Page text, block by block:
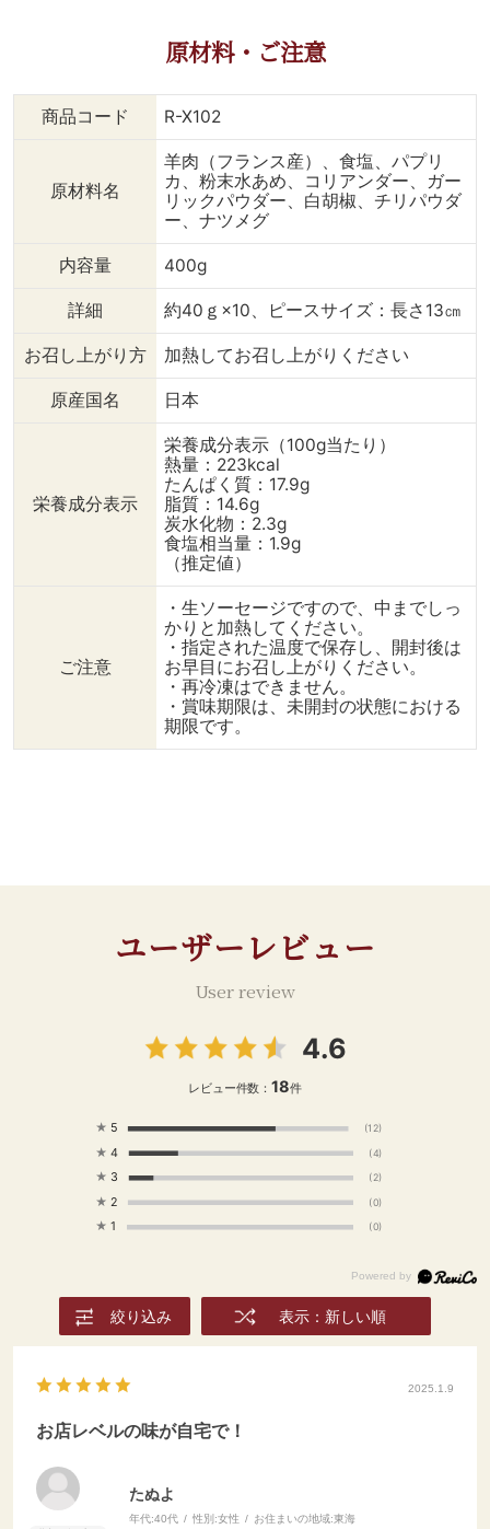
ーなソーセージに噛むとぷ
ちっと弾けるもちもち食感
ラダが爽やかにまとめてく
れます👍😋 《メルゲーズ
スト、グリークサラダ》
【材料】（2人分） ・メル
ゲーズムートン 4本 〈ひ
よこ豆（水煮）
オイル 大さじ1 ・パ
プリカ 小さじ
1 ・クミン
小さじ1 ・チリパウダ
ー お好みで ・
塩、胡椒 各小
さじ1 〈グリークサラダ〉
・赤玉ねぎ
り 2本 ・ピー
マン 2個 ・ミ
ニトマト 10個
・フェタチーズ
実 6粒 ・オリーブ
オイル 大さじ1 ・レ
モン汁 大さじ
1 ・ドライオレガノ
塩 小さ
る。 ②ひよこ豆をオーブ
ンに入れ5分加熱後、メル
き混ぜながら。メルゲーズ
体に焼き色がついて中心部
ぎは薄くスライス、ピーマ
ンは種を取って半分に切り
2～3ｍｍ幅にスライス、き
ゅうりは縦半分に切り1㎝
幅に、ミニトマトは半分に
風サラダの完成。 ⑥ひよ
こ豆、メルゲーズムート
うぞ。 #輸入食品 #料理
#cooking #food #暮らし
#お取り寄せ #レシピ #洋
食 #レストランの味 #デザ
べたい #羊肉 #生ソーセー
ジ #食べることが好き #お
原材料・ご注意
商品コード R-X102
原材料名
羊肉（フランス産）、食塩、パプリ
カ、粉末水あめ、コリアンダー、ガー
リックパウダー、白胡椒、チリパウダ
ー、ナツメグ
内容量 400g
詳細 約40ｇ×10、ピースサイズ：長さ13㎝
お召し上がり方 加熱してお召し上がりください
原産国名 日本
栄養成分表示
栄養成分表示（100g当たり）
熱量：223kcal
たんぱく質：17.9g
脂質：14.6g
炭水化物：2.3g
食塩相当量：1.9g
（推定値）
ご注意
・生ソーセージですので、中までしっ
かりと加熱してください。
・指定された温度で保存し、開封後は
お早目にお召し上がりください。
・再冷凍はできません。
・賞味期限は、未開封の状態における
期限です。
ユーザーレビュー
User review
4.6
レビュー件数： 18件
★ 5 (12)
★ 4 (4)
★ 3 (2)
★ 2 (0)
★ 1 (0)
絞り込み 表示：新しい順
2025.1.9
お店レベルの味が自宅で！
たぬよ
年代:40代 性別:女性 お住まいの地域:東海